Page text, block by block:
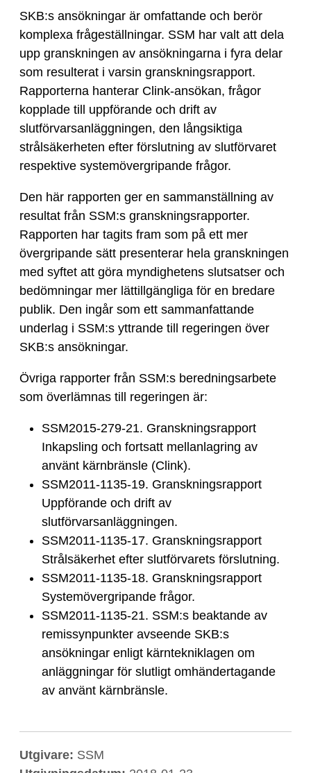
SKB:s ansökningar är omfattande och berör
komplexa frågeställningar. SSM har valt att dela
upp granskningen av ansökningarna i fyra delar
som resulterat i varsin granskningsrapport.
Rapporterna hanterar Clink-ansökan, frågor
kopplade till uppförande och drift av
slutförvarsanläggningen, den långsiktiga
strålsäkerheten efter förslutning av slutförvaret
respektive systemövergripande frågor.
Den här rapporten ger en sammanställning av
resultat från SSM:s granskningsrapporter.
Rapporten har tagits fram som på ett mer
övergripande sätt presenterar hela granskningen
med syftet att göra myndighetens slutsatser och
bedömningar mer lättillgängliga för en bredare
publik. Den ingår som ett sammanfattande
underlag i SSM:s yttrande till regeringen över
SKB:s ansökningar.
Övriga rapporter från SSM:s beredningsarbete
som överlämnas till regeringen är:
SSM2015-279-21. Granskningsrapport
Inkapsling och fortsatt mellanlagring av
använt kärnbränsle (Clink).
SSM2011-1135-19. Granskningsrapport
Uppförande och drift av
slutförvarsanläggningen.
SSM2011-1135-17. Granskningsrapport
Strålsäkerhet efter slutförvarets förslutning.
SSM2011-1135-18. Granskningsrapport
Systemövergripande frågor.
SSM2011-1135-21. SSM:s beaktande av
remissynpunkter avseende SKB:s
ansökningar enligt kärntekniklagen om
anläggningar för slutligt omhändertagande
av använt kärnbränsle.
Utgivare: SSM